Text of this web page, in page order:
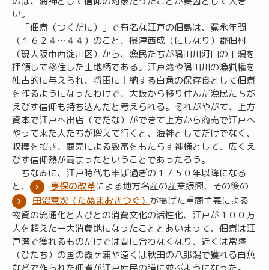
い。
「佃煮（つくだに）」で有名な江戸の佃島は、寛永年間
（１６２４～４４）のこと、摂津西成（にしなり）郡佃村
（現大阪市西淀川区）から、漁民たちが隅田川河口の干潟を
拝領して移住した土地柄である。江戸湾や隅田川の漁猟権を
独占的に与えられ、将軍に上納する白魚の保存食として佃煮
を作るようになったわけで、大坂から移り住んだ漁民たちが
えびす信仰も持ち込んだと考えられる。それがやがて、上方
資本で江戸へ出店（でだな）ができて上方から商売で江戸へ
やって来た人たちが増えて行くと、海神としてだけでなく、
収穫を招き、商売による致富をもたらす神様として、広くえ
びす信仰熱が高まったということであったろう。
ちなみに、江戸時代も半ば過ぎの１７５０年以降になる
と、
享保の改革による地方名産の産業振興、その後の
田沼意次（たぬまおきつぐ） が掲げた重商主義による
物資の流通化と人びとの消費文化の活性化、江戸が１００万
人を超えた一大消費地になったこととあいまって、佃煮は江
戸湾で獲れるものだけでは間に合わなくなり、近くは常陸
（ひたち）の国の霞ヶ浦や遠くは秋田の八郎潟で獲れる白魚